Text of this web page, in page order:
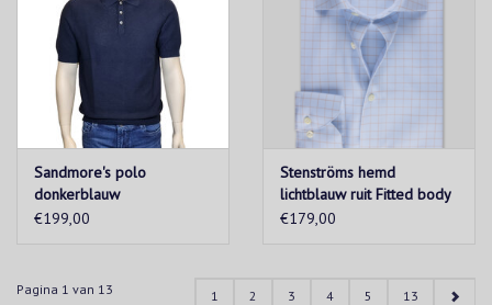
Sandmore's polo
donkerblauw
€199,00
Stenströms hemd
lichtblauw ruit Fitted body
€179,00
Pagina 1 van 13 1 2 3 4 5 13